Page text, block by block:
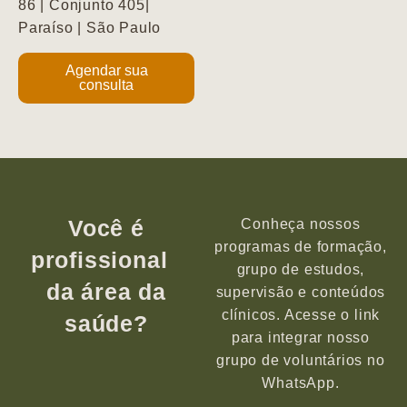
86 | Conjunto 405|
Paraíso | São Paulo
Agendar sua
consulta
Você é
profissional
da área da
saúde?
Conheça nossos
programas de formação,
grupo de estudos,
supervisão e conteúdos
clínicos. Acesse o link
para integrar nosso
grupo de voluntários no
WhatsApp.